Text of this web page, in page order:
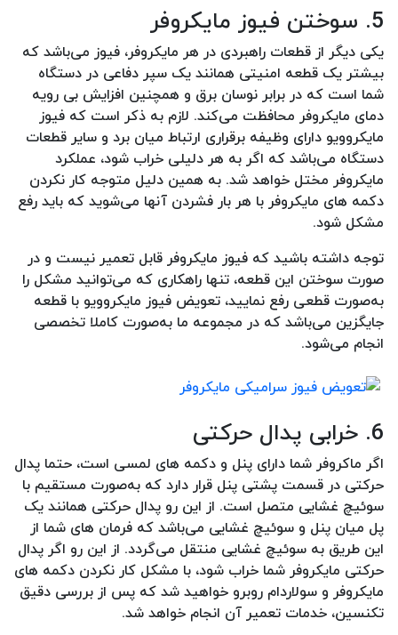
5. سوختن فیوز مایکروفر
یکی دیگر از قطعات راهبردی در هر مایکروفر، فیوز می‌باشد که
بیشتر یک قطعه امنیتی همانند یک سپر دفاعی در دستگاه
شما است که در برابر نوسان برق و همچنین افزایش بی رویه
دمای مایکروفر محافظت می‌کند. لازم به ذکر است که فیوز
مایکروویو دارای وظیفه برقراری ارتباط میان برد و سایر قطعات
دستگاه می‌باشد که اگر به هر دلیلی خراب شود، عملکرد
مایکروفر مختل خواهد شد. به همین دلیل متوجه کار نکردن
دکمه های مایکروفر با هر بار فشردن آنها می‌شوید که باید رفع
مشکل شود.
توجه داشته باشید که فیوز مایکروفر قابل تعمیر نیست و در
صورت سوختن این قطعه، تنها راهکاری که می‌توانید مشکل را
به‌صورت قطعی رفع نمایید، تعویض فیوز مایکروویو با قطعه
جایگزین می‌باشد که در مجموعه ما به‌صورت کاملا تخصصی
انجام می‌شود.
6. خرابی پدال حرکتی
اگر ماکروفر شما دارای پنل و دکمه های لمسی است، حتما پدال
حرکتی در قسمت پشتی پنل قرار دارد که به‌صورت مستقیم با
سوئیچ غشایی متصل است. از این رو پدال حرکتی همانند یک
پل میان پنل و سوئیچ غشایی می‌باشد که فرمان های شما از
این طریق به سوئیچ غشایی منتقل می‌گردد. از این رو اگر پدال
حرکتی مایکروفر شما خراب شود، با مشکل کار نکردن دکمه های
مایکروفر و سولاردام روبرو خواهید شد که پس از بررسی دقیق
تکنسین، خدمات تعمیر آن انجام خواهد شد.